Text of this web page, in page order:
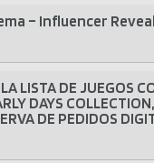
– Influencer
LISTA DE JUEGOS
DAYS
DE PEDIDOS